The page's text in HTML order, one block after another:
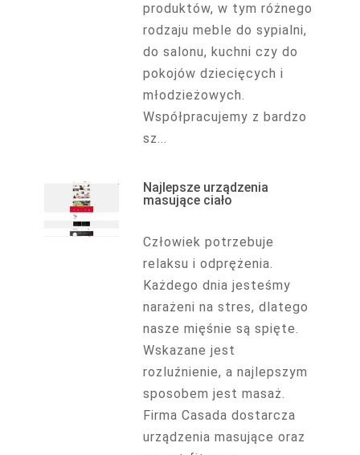
produktów, w tym różnego
rodzaju meble do sypialni,
do salonu, kuchni czy do
pokojów dziecięcych i
młodzieżowych.
Współpracujemy z bardzo
sz...
Najlepsze urządzenia
masujące ciało
Człowiek potrzebuje
relaksu i odprężenia.
Każdego dnia jesteśmy
narażeni na stres, dlatego
nasze mięśnie są spięte.
Wskazane jest
rozluźnienie, a najlepszym
sposobem jest masaż.
Firma Casada dostarcza
urządzenia masujące oraz